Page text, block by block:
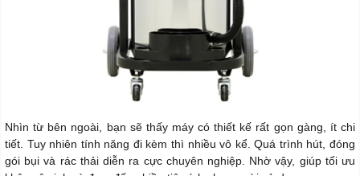
Nhìn từ bên ngoài, bạn sẽ thấy máy có thiết kế rất gọn gàng, ít chi
tiết. Tuy nhiên tính năng đi kèm thì nhiều vô kể. Quá trình hút, đóng
gói bụi và rác thải diễn ra cực chuyên nghiệp. Nhờ vậy, giúp tối ưu